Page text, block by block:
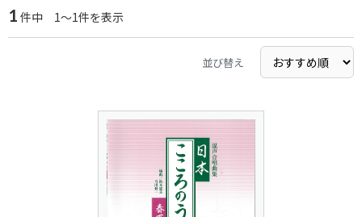
1 件中 1～1件を表示
並び替え